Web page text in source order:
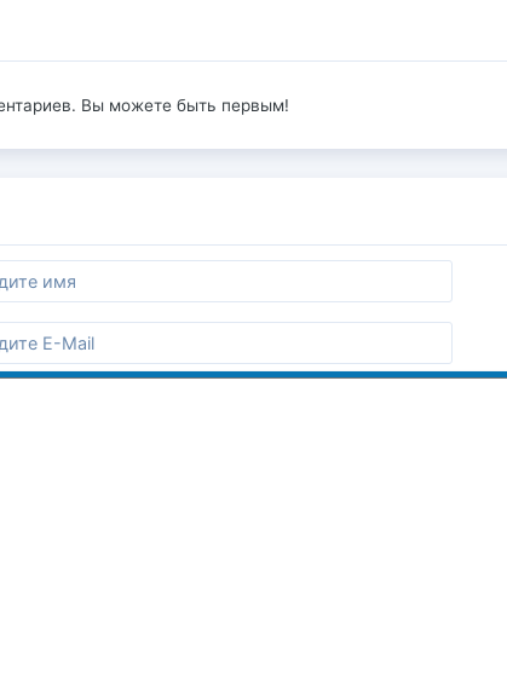
Вы можете быть первым!